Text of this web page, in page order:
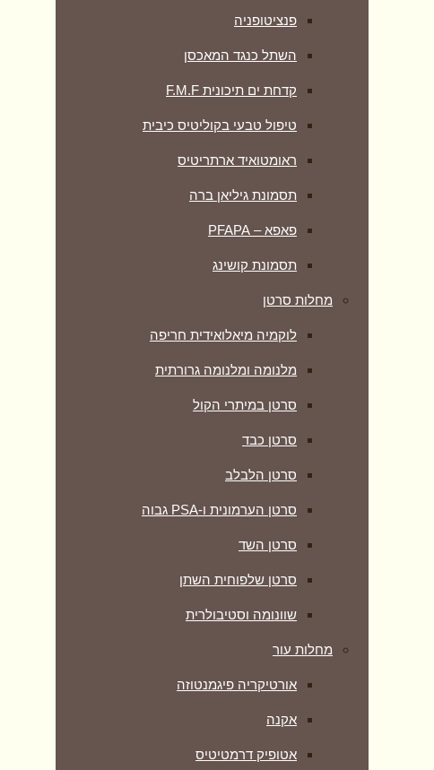
‏פנציטופניה
השתל כנגד המאכסן
קדחת ים תיכונית F.M.F
טיפול טבעי בקוליטיס כיבית
ראומטואיד ארתריטיס
תסמונת גיליאן ברה
פאפא – PFAPA
תסמונת קושינג
מחלות סרטן
לוקמיה מיאלואידית חריפה
מלנומה ומלנומה גרורתית
סרטן במיתרי הקול
סרטן כבד
סרטן הלבלב
סרטן הערמונית ו-PSA גבוה
סרטן השד
סרטן שלפוחית השתן
שוונומה וסטיבולרית
מחלות עור
אורטיקריה פיגמנטוזה
אקנה
אטופיק דרמטיטיס